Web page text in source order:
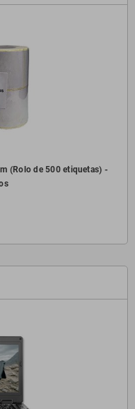
(Rolo de 500 etiquetas) -